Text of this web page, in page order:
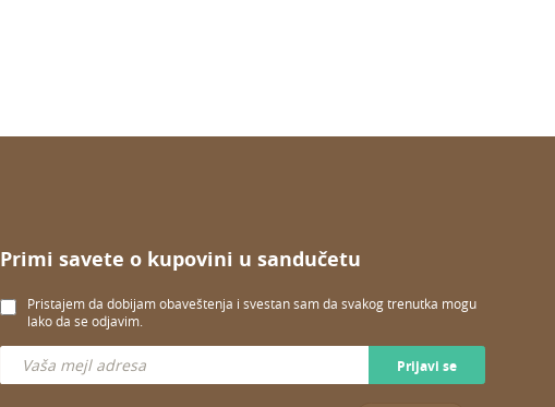
Primi savete o kupovini u sandučetu
Pristajem da dobijam obaveštenja i svestan sam da svakog trenutka mogu
lako da se odjavim.
Prijavi se